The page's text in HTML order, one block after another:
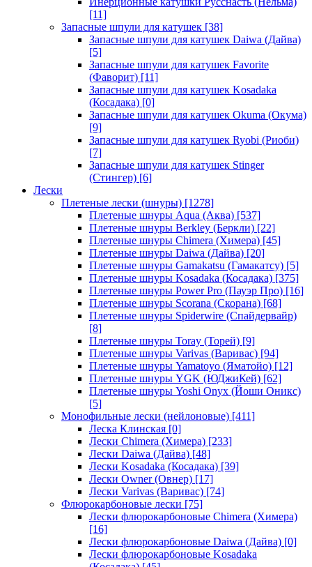
[11]
Запасные шпули для катушек [38]
Запасные шпули для катушек Daiwa (Дайва)
[5]
Запасные шпули для катушек Favorite
(Фаворит) [11]
Запасные шпули для катушек Kosadaka
(Косадака) [0]
Запасные шпули для катушек Okuma (Окума)
[9]
Запасные шпули для катушек Ryobi (Риоби)
[7]
Запасные шпули для катушек Stinger
(Стингер) [6]
Лески
Плетеные лески (шнуры) [1278]
Плетеные шнуры Aqua (Аква) [537]
Плетеные шнуры Berkley (Беркли) [22]
Плетеные шнуры Chimera (Химера) [45]
Плетеные шнуры Daiwa (Дайва) [20]
Плетеные шнуры Gamakatsu (Гамакатсу) [5]
Плетеные шнуры Kosadaka (Косадака) [375]
Плетеные шнуры Power Pro (Пауэр Про) [16]
Плетеные шнуры Scorana (Скорана) [68]
Плетеные шнуры Spiderwire (Спайдервайр)
[8]
Плетеные шнуры Toray (Торей) [9]
Плетеные шнуры Varivas (Варивас) [94]
Плетеные шнуры Yamatoyo (Яматойо) [12]
Плетеные шнуры YGK (ЮДжиКей) [62]
Плетеные шнуры Yoshi Onyx (Йоши Оникс)
[5]
Монофильные лески (нейлоновые) [411]
Леска Клинская [0]
Лески Chimera (Химера) [233]
Лески Daiwa (Дайва) [48]
Лески Kosadaka (Косадака) [39]
Лески Owner (Овнер) [17]
Лески Varivas (Варивас) [74]
Флюрокарбоновые лески [75]
Лески флюрокарбоновые Chimera (Химера)
[16]
Лески флюрокарбоновые Daiwa (Дайва) [0]
Лески флюрокарбоновые Kosadaka